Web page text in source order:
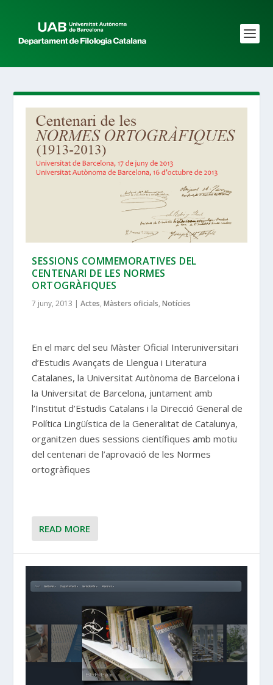
SESSIONS COMMEMORATIVES DEL
CENTENARI DE LES NORMES
ORTOGRÀFIQUES
7 juny, 2013 |Actes,Màsters oficials,Notícies
En el marc del seu Màster Oficial Interuniversitari
d’Estudis Avançats de Llengua i Literatura
Catalanes, la Universitat Autònoma de Barcelona i
la Universitat de Barcelona, juntament amb
l’Institut d’Estudis Catalans i la Direcció General de
Política Lingüística de la Generalitat de Catalunya,
organitzen dues sessions científiques amb motiu
del centenari de l’aprovació de les Normes
ortogràfiques
READ MORE